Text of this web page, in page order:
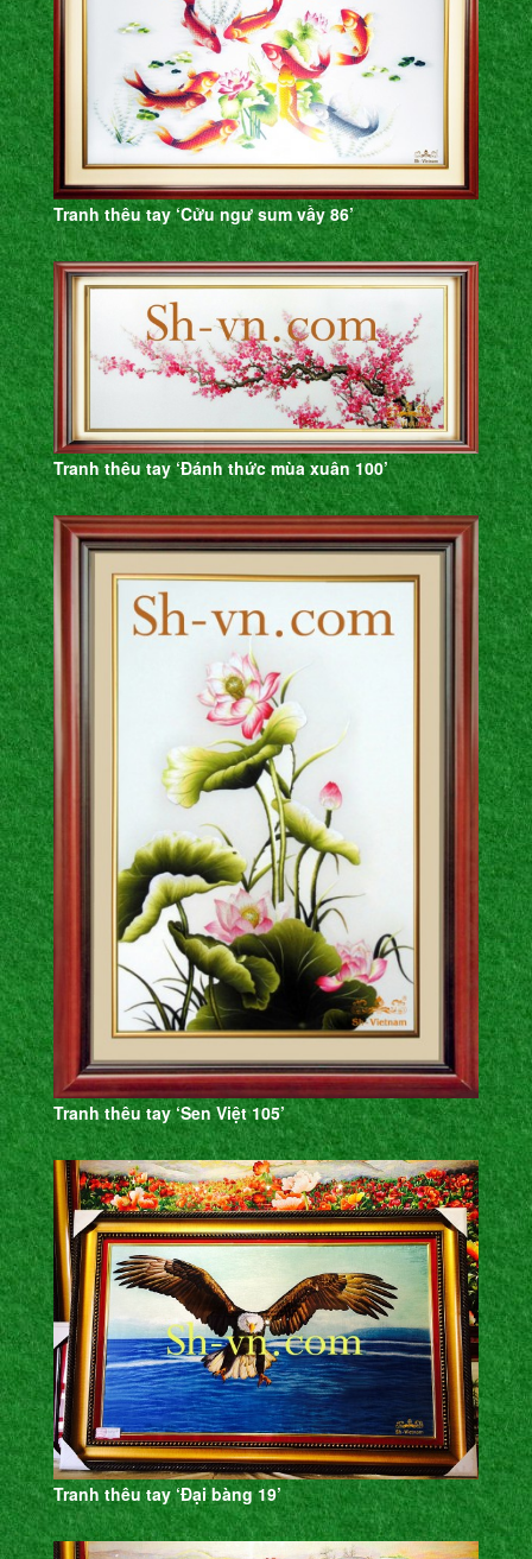
Tranh thêu tay ‘Cửu ngư sum vầy 86’
Tranh thêu tay ‘Đánh thức mùa xuân 100’
Tranh thêu tay ‘Sen Việt 105’
Tranh thêu tay ‘Đại bàng 19’